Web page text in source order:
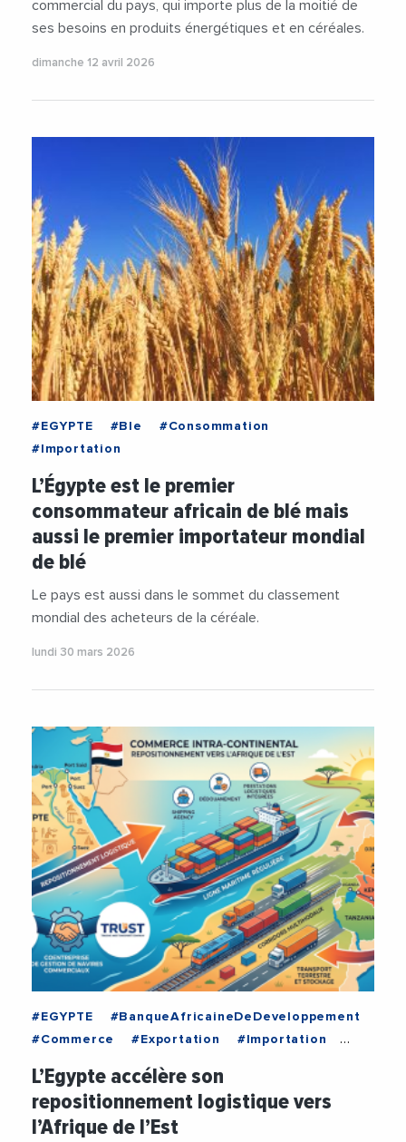
commercial du pays, qui importe plus de la moitié de
ses besoins en produits énergétiques et en céréales.
dimanche 12 avril 2026
#EGYPTE #Ble
#Consommation
#Importation
L’Égypte est le premier
consommateur africain de blé mais
aussi le premier importateur mondial
de blé
Le pays est aussi dans le sommet du classement
mondial des acheteurs de la céréale.
lundi 30 mars 2026
#EGYPTE
#BanqueAfricaineDeDeveloppement
#Commerce
#Exportation
#Importation
#TransportMaritime
L’Egypte accélère son
repositionnement logistique vers
l’Afrique de l’Est